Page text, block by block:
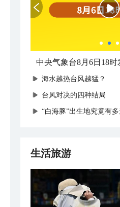
中央气象台8月6日18
海水越热台风越猛？
台风对决的四种结局
“白海豚”出生地究竟有多
生活旅游